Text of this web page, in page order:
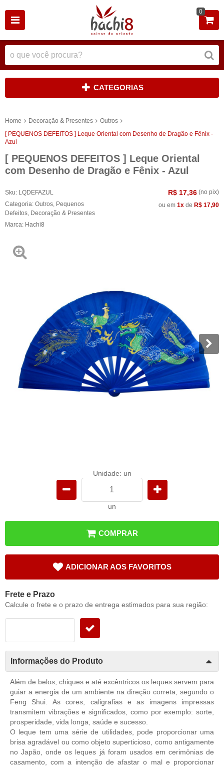
0
CATEGORIAS
Home Decoração & Presentes
Outros
[ PEQUENOS DEFEITOS ] Leque Oriental com Desenho de Dragão e Fênix -
Azul
[ PEQUENOS DEFEITOS ] Leque Oriental
com Desenho de Dragão e Fênix - Azul
Sku: LQDEFAZUL
Categoria: Outros Pequenos
Defeitos Decoração & Presentes
Marca: Hachi8
R$ 17,36 (no pix)
ou em 1x de R$ 17,90
Unidade: un
un
COMPRAR
ADICIONAR AOS FAVORITOS
Frete e Prazo
Calcule o frete e o prazo de entrega estimados para sua região:
Informações do Produto
Além de belos, chiques e até excêntricos os leques servem para
guiar a energia de um ambiente na direção correta, segundo o
Feng Shui. As cores, caligrafias e as imagens impressas
transmitem vibrações e significados, como por exemplo: sorte,
prosperidade, vida longa, saúde e sucesso.
O leque tem uma série de utilidades, pode proporcionar uma
brisa agradável ou como objeto superticioso, como antigamente
no Japão, onde os leques já foram usados em cerimônias de
casamento, com a intenção de afastar o mal e proporcionar